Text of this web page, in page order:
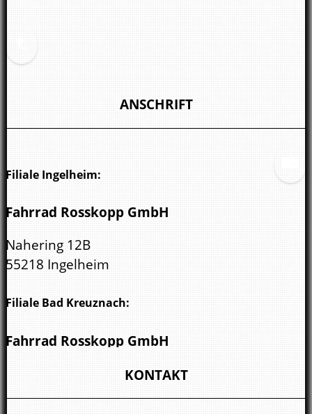
ANSCHRIFT
Filiale Ingelheim:
Fahrrad Rosskopp GmbH
Nahering 12B
55218 Ingelheim
Filiale Bad Kreuznach:
Fahrrad Rosskopp GmbH
KONTAKT